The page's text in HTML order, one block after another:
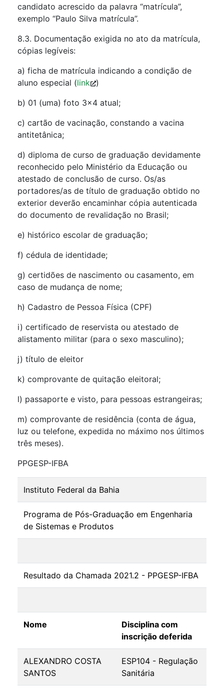
candidato acrescido da palavra “matrícula”,
exemplo “Paulo Silva matrícula”.
8.3. Documentação exigida no ato da matrícula,
cópias legíveis:
a) ficha de matrícula indicando a condição de
aluno especial (link
)
b) 01 (uma) foto 3×4 atual;
c) cartão de vacinação, constando a vacina
antitetânica;
d) diploma de curso de graduação devidamente
reconhecido pelo Ministério da Educação ou
atestado de conclusão de curso. Os/as
portadores/as de título de graduação obtido no
exterior deverão encaminhar cópia autenticada
do documento de revalidação no Brasil;
e) histórico escolar de graduação;
f) cédula de identidade;
g) certidões de nascimento ou casamento, em
caso de mudança de nome;
h) Cadastro de Pessoa Física (CPF)
i) certificado de reservista ou atestado de
alistamento militar (para o sexo masculino);
j) título de eleitor
k) comprovante de quitação eleitoral;
l) passaporte e visto, para pessoas estrangeiras;
m) comprovante de residência (conta de água,
luz ou telefone, expedida no máximo nos últimos
três meses).
PPGESP-IFBA
Instituto Federal da Bahia
Programa de Pós-Graduação em Engenharia
de Sistemas e Produtos
Resultado da Chamada 2021.2 - PPGESP-IFBA
Nome
Disciplina com
inscrição deferida
ALEXANDRO COSTA
SANTOS
ESP104 - Regulação
Sanitária